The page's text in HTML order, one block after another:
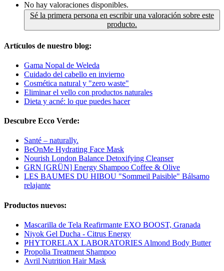
No hay valoraciones disponibles.
Sé la primera persona en escribir una valoración sobre este
producto.
Artículos de nuestro blog:
Gama Nopal de Weleda
Cuidado del cabello en invierno
Cosmética natural y "zero waste"
Eliminar el vello con productos naturales
Dieta y acné: lo que puedes hacer
Descubre Ecco Verde:
Santé – naturally.
BeOnMe Hydrating Face Mask
Nourish London Balance Detoxifying Cleanser
GRN [GRÜN] Energy Shampoo Coffee & Olive
LES BAUMES DU HIBOU "Sommeil Paisible" Bálsamo
relajante
Productos nuevos:
Mascarilla de Tela Reafirmante EXO BOOST, Granada
Niyok Gel Ducha - Citrus Energy
PHYTORELAX LABORATORIES Almond Body Butter
Propolia Treatment Shampoo
Avril Nutrition Hair Mask